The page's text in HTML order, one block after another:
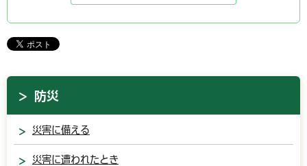
防災
災害に備える
災害に遭われたとき